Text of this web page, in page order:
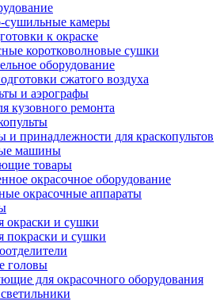
сушильные камеры
к окраске
коротковолновые сушки
оборудование
сжатого воздуха
и аэрографы
кузовного ремонта
и принадлежности для краскопультов
машины
товары
окрасочное оборудование
окрасочные аппараты
окраски и сушки
покраски и сушки
головы
для окрасочного оборудования